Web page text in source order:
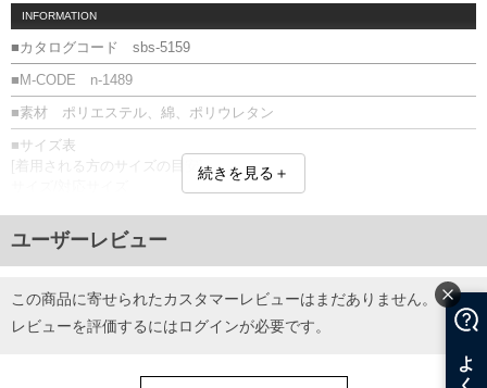
INFORMATION
■カタログコード sbs-5159
■M-CODE n-1489
■素材 ポリエステル、綿、ポリウレタン
■サイズ表
[着用される方のサイズの目安]
31.0/30～32
単位はcm
返品交換希望の方は、商品到着後1週間以内にご連絡ください。
下着(肌着)やワイシャツは商品の性質上、返品交換不可とさせて頂いております。予め
ご了承くださいませ。
裾上げ料金は500円+税となります。
続きを見る＋
ユーザーレビュー
この商品に寄せられたカスタマーレビューはまだありません。
レビューを評価するにはログインが必要です。